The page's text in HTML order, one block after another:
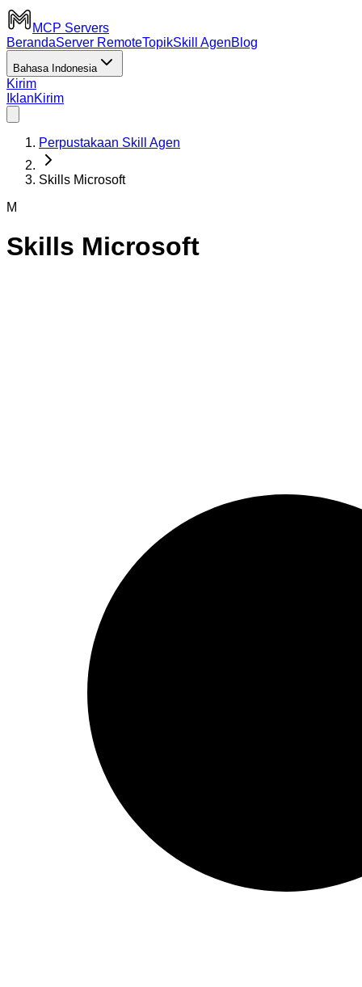
MCP Servers
BerandaServer RemoteTopikSkill AgenBlog
Bahasa Indonesia
Kirim
IklanKirim
Perpustakaan Skill Agen
Skills Microsoft
M
Skills Microsoft